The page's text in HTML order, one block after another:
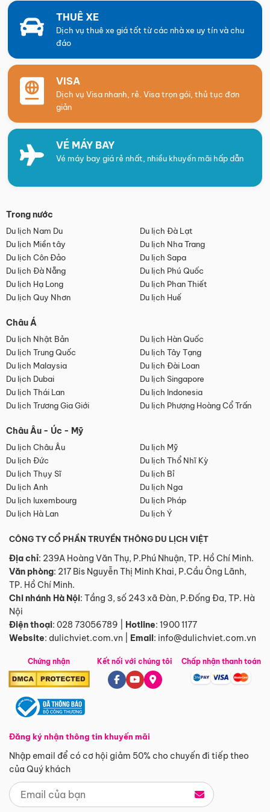
THUÊ XE
Dịch vụ thuê xe giá tốt từ các nhà xe uy tín và chu
đáo
VISA
Dịch vụ Visa nhanh, rẻ. Visa trọn gói, thủ tục đơn
giản
VÉ MÁY BAY
Vé máy bay giá rẻ nhất, nhiều khuyến mãi hấp dẫn
Trong nước
Du lịch Nam Du
Du lịch Đà Lạt
Du lịch Miền tây
Du lịch Nha Trang
Du lịch Côn Đảo
Du lịch Sapa
Du lịch Đà Nẵng
Du lịch Phú Quốc
Du lịch Hạ Long
Du lịch Phan Thiết
Du lịch Quy Nhơn
Du lịch Huế
Châu Á
Du lịch Nhật Bản
Du lịch Hàn Quốc
Du lịch Trung Quốc
Du lịch Tây Tạng
Du lịch Malaysia
Du lịch Đài Loan
Du lịch Dubai
Du lịch Singapore
Du lịch Thái Lan
Du lịch Indonesia
Du lịch Trương Gia Giới
Du lịch Phượng Hoàng Cổ Trấn
Châu Âu - Úc - Mỹ
Du lịch Châu Âu
Du lịch Mỹ
Du lịch Đức
Du lịch Thổ Nhĩ Kỳ
Du lịch Thụy Sĩ
Du lịch Bỉ
Du lịch Anh
Du lịch Nga
Du lịch luxembourg
Du lịch Pháp
Du lịch Hà Lan
Du lịch Ý
CÔNG TY CỔ PHẦN TRUYỀN THÔNG DU LỊCH VIỆT
Địa chỉ: 239A Hoàng Văn Thụ, P.Phú Nhuận, TP. Hồ Chí Minh.
Văn phòng: 217 Bis Nguyễn Thị Minh Khai, P.Cầu Ông Lãnh,
TP. Hồ Chí Minh.
Chi nhánh Hà Nội: Tầng 3, số 243 xã Đàn, P.Đống Đa, TP. Hà
Nội
Điện thoại: 028 73056789 Hotline: 1900 1177
Website: dulichviet.com.vn Email: info@dulichviet.com.vn
Chứng nhận
Đăng ký nhận thông tin khuyến mãi
Nhập email để có cơ hội giảm 50% cho chuyến đi tiếp theo
của Quý khách
Kết nối với chúng tôi Chấp nhận thanh toán